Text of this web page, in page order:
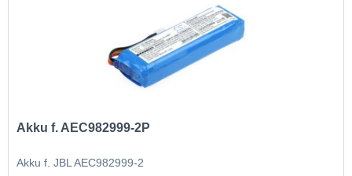
Akku f. AEC982999-2P
Akku f. JBL AEC982999-2